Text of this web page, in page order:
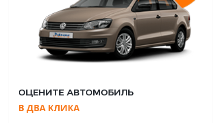
ОЦЕНИТЕ АВТОМОБИЛЬ
В ДВА КЛИКА